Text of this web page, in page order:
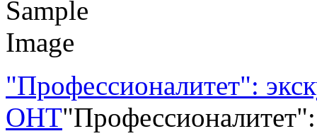
"Профессионалитет":
ОНТ